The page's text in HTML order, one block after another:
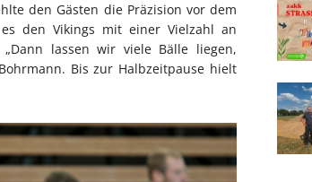
den Gästen die Präzision vor dem
den Vikings mit einer Vielzahl an
lassen wir viele Bälle liegen,
Bis zur Halbzeitpause hielt